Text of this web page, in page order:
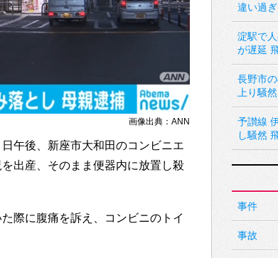
画像出典：ANN
午後、新座市大和田のコンビニエ
出産、そのまま便器内に放置し殺
際に腹痛を訴え、コンビニのトイ
違い過
淀駅で
が遅延
長野市
上り騒
予讃線
し騒然
事件
事故